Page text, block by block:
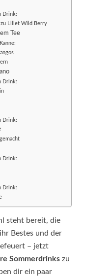
Drink:
Lillet Wild Berry
Tee
Drink:
Drink:
Drink:
Drink:
steht bereit, die
Bestes und der
– jetzt
Sommerdrinks zu
dir ein paar